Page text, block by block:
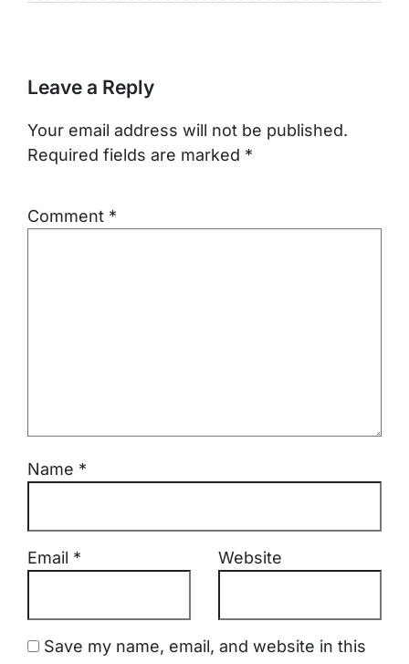
Leave a Reply
Your email address will not be published.
Required fields are marked *
Comment *
Name *
Email * Website
Save my name, email, and website in this